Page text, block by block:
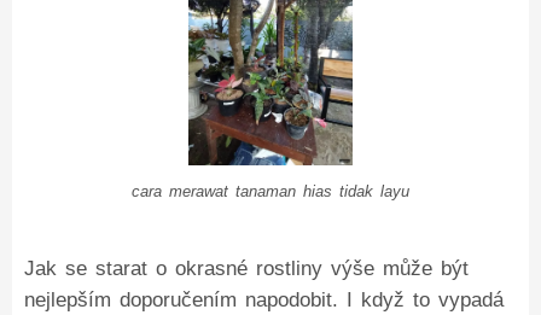
cara merawat tanaman hias tidak layu
Jak se starat o okrasné rostliny výše může být
nejlepším doporučením napodobit. I když to vypadá